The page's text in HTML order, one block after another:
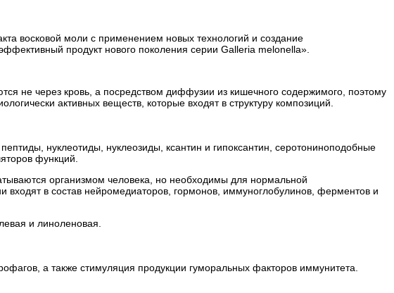
восковой моли с применением новых технологий и создание
продукт нового поколения серии Galleria melonella».
не через кровь, а посредством диффузии из кишечного содержимого, поэтому
активных веществ, которые входят в структуру композиций.
нуклеотиды, нуклеозиды, ксантин и гипоксантин, серотониноподобные
функций.
организмом человека, но необходимы для нормальной
входят в состав нейромедиаторов, гормонов, иммуноглобулинов, ферментов и
и линоленовая.
а также стимуляция продукции гуморальных факторов иммунитета.